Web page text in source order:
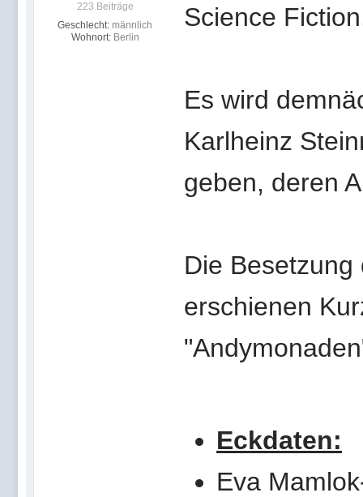
223 Beiträge
Geschlecht: männlich
Wohnort: Berlin
Science
Es wird
Karlheinz
geben, deren
Die
erschienen
Eckdaten:
Eva